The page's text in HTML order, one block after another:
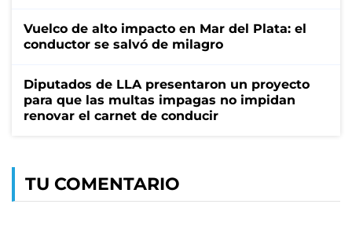
Vuelco de alto impacto en Mar del Plata: el
conductor se salvó de milagro
Diputados de LLA presentaron un proyecto
para que las multas impagas no impidan
renovar el carnet de conducir
TU COMENTARIO